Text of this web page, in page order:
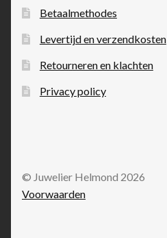
Betaalmethodes
Levertijd en verzendkosten
Retourneren en klachten
Privacy policy
© Juwelier Helmond 2026
Voorwaarden